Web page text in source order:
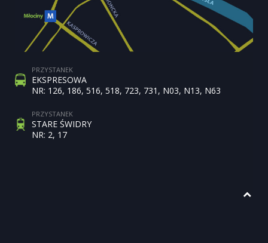
PRZYSTANEK
EKSPRESOWA
NR: 126, 186, 516, 518, 723, 731, N03, N13, N63
PRZYSTANEK
STARE ŚWIDRY
NR: 2, 17